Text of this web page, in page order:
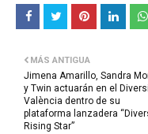
MÁS ANTIGUA
Jimena Amarillo, Sandra
y Twin actuarán en el
València dentro de su
plataforma lanzadera
Rising Star”